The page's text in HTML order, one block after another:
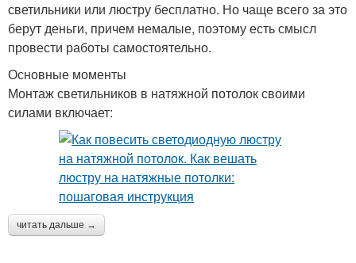
светильники или люстру бесплатно. Но чаще всего за это
берут деньги, причем немалые, поэтому есть смысл
провести работы самостоятельно.
Основные моменты
Монтаж светильников в натяжной потолок своими
силами включает:
читать дальше →